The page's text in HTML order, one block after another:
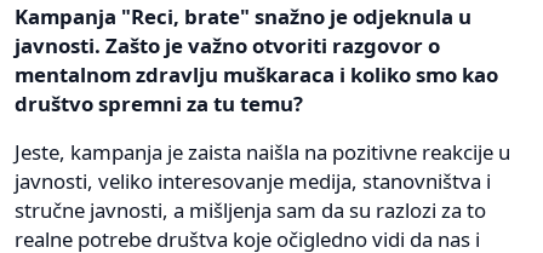
Kampanja "Reci, brate" snažno je odjeknula u
javnosti. Zašto je važno otvoriti razgovor o
mentalnom zdravlju muškaraca i koliko smo kao
društvo spremni za tu temu?
Jeste, kampanja je zaista naišla na pozitivne reakcije u
javnosti, veliko interesovanje medija, stanovništva i
stručne javnosti, a mišljenja sam da su razlozi za to
realne potrebe društva koje očigledno vidi da nas i